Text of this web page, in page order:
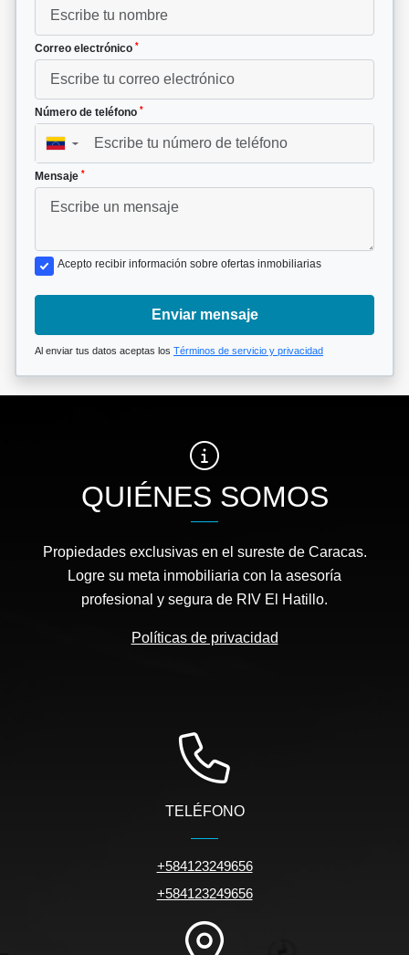
Correo electrónico *
Número de teléfono *
▼
Mensaje *
Acepto recibir información sobre ofertas inmobiliarias
Enviar mensaje
Al enviar tus datos aceptas los Términos de servicio y privacidad
QUIÉNES SOMOS
Propiedades exclusivas en el sureste de Caracas.
Logre su meta inmobiliaria con la asesoría
profesional y segura de RIV El Hatillo.
Políticas de privacidad
TELÉFONO
+584123249656
+584123249656